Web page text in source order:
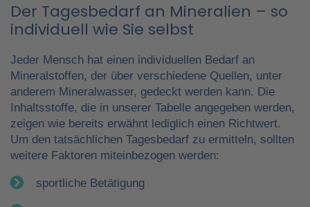
Der Tagesbedarf an Mineralien – so
individuell wie Sie selbst
Jeder Mensch hat einen individuellen Bedarf an
Mineralstoffen, der über verschiedene Quellen, unter
anderem Mineralwasser, gedeckt werden kann. Die
Inhaltsstoffe, die in unserer Tabelle angegeben werden,
zeigen wie bereits erwähnt lediglich einen Richtwert.
Um den tatsächlichen Tagesbedarf zu ermitteln, sollten
weitere Faktoren miteinbezogen werden:
sportliche Betätigung